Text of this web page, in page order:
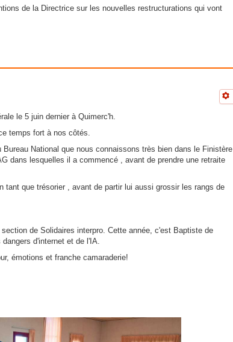
de la Directrice sur les nouvelles restructurations qui vont
le 5 juin dernier à Quimerc'h.
temps fort à nos côtés.
National que nous connaissons très bien dans le Finistère
dans lesquelles il a commencé , avant de prendre une retraite
tant que trésorier , avant de partir lui aussi grossir les rangs de
de Solidaires interpro. Cette année, c'est Baptiste de
d'internet et de l'IA.
émotions et franche camaraderie!